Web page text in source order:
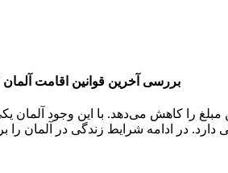
بررسی آخرین قوانین اقامت آلمان
نکرده است. برای شرکت‌ها این مبلغ تقریبا ۳۰% است که شهرداری این مبلغ را